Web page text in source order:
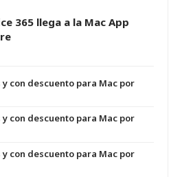
365 llega a la Mac App
con descuento para Mac por
con descuento para Mac por
con descuento para Mac por